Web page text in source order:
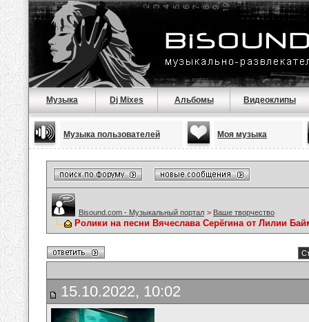
Музыка Dj Mixes Альбомы Видеоклипы
Музыка пользователей Моя музыка
Bisound.com - Музыкальный портал > Ваше творчество
Ролики на песни Вячеслава Серёгина от Лилии
15.10.2022, 10:02